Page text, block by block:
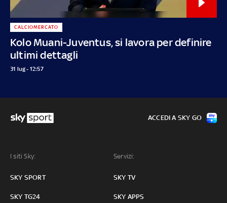
Kolo Muani-Juventus, si lavora per definire
ultimi dettagli
CALCIOMERCATO
31 lug - 12:57
I siti Sky:
SKY SPORT
SKY TG24
Servizi:
SKY TV
SKY APPS
ACCEDI A SKY GO